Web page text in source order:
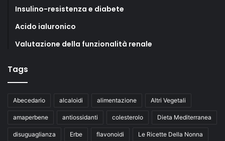
Insulino-resistenza e diabete
Acido ialuronico
Valutazione della funzionalità renale
Tags
Abecedario alcaloidi alimentazione Altri Vegetali
amaperbene antiossidanti colesterolo Dieta Mediterranea
disuguaglianza Erbe flavonoidi Le Ricette Della Nonna